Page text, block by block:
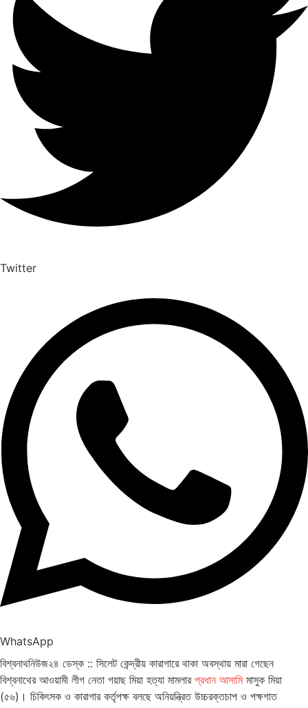
Twitter
WhatsApp
বিশ্বনাথনিউজ২৪ ডেস্ক :: সিলেট কেন্দ্রীয় কারাগারে থাকা অবস্থায় মারা গেছেন
বিশ্বনাথের আওয়ামী লীগ নেতা গয়াছ মিয়া হত্যা মামলার প্রধান আসামিমাসুক মিয়া
(৫৬)। চিকিৎসক ও কারাগার কর্তৃপক্ষ বলছে অনিয়ন্ত্রিত উচ্চরক্তচাপ ও পক্ষগাত